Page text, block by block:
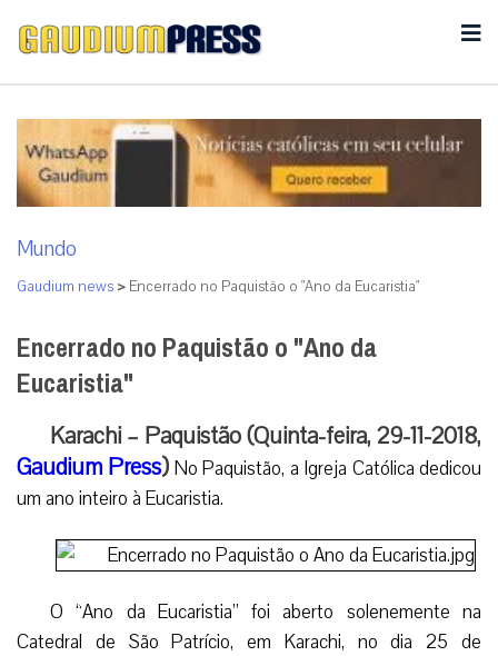
Mundo
Gaudium news > Encerrado no Paquistão o "Ano da Eucaristia"
Encerrado no Paquistão o "Ano da
Eucaristia"
Karachi – Paquistão (Quinta-feira, 29-11-2018,
Gaudium Press) No Paquistão, a Igreja Católica dedicou
um ano inteiro à Eucaristia.
O “Ano da Eucaristia” foi aberto solenemente na
Catedral de São Patrício, em Karachi, no dia 25 de